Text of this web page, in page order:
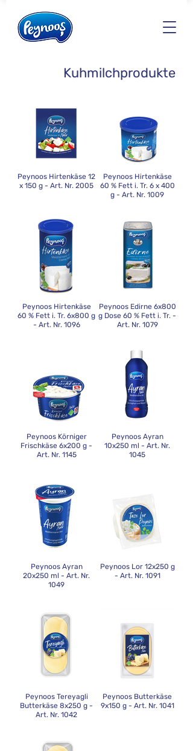
Kuhmilchprodukte
Peynoos Hirtenkäse 12
x 150 g - Art. Nr. 2005
Peynoos Hirtenkäse
60 % Fett i. Tr. 6 x 400
g - Art. Nr. 1009
Peynoos Hirtenkäse
60 % Fett i. Tr. 6x800 g
- Art. Nr. 1096
Peynoos Edirne 6x800
g Dose 60 % Fett i. Tr. -
Art. Nr. 1079
Peynoos Körniger
Frischkäse 6x200 g -
Art. Nr. 1145
Peynoos Ayran
10x250 ml - Art. Nr.
1045
Peynoos Ayran
20x250 ml - Art. Nr.
1049
Peynoos Lor 12x250 g
- Art. Nr. 1091
Peynoos Tereyagli
Butterkäse 8x250 g -
Art. Nr. 1042
Peynoos Butterkäse
9x150 g - Art. Nr. 1041